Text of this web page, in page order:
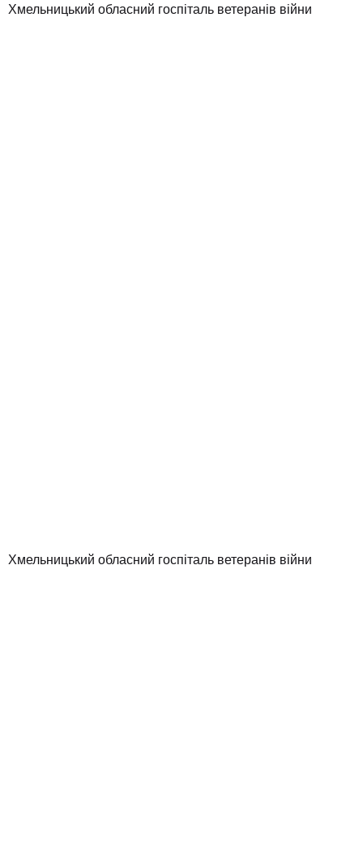
Хмельницький обласний госпіталь ветеранів війни
Хмельницький обласний госпіталь ветеранів війни